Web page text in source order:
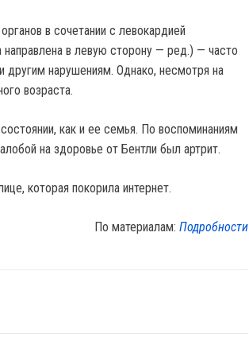
в сочетании с левокардией
в левую сторону — ред.) — часто
нарушениям. Однако, несмотря на
возраста.
как и ее семья. По воспоминаниям
на здоровье от Бентли был артрит.
которая покорила интернет.
По материалам:Подробности